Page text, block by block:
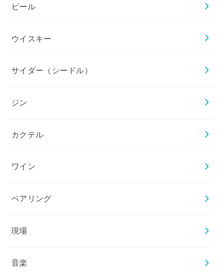
ビール
ウイスキー
サイダー（シードル）
ジン
カクテル
ワイン
ペアリング
現場
音楽